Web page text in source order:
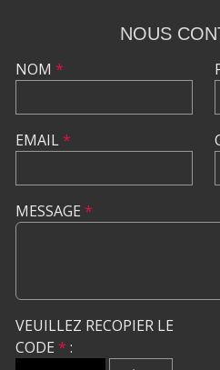
NOUS
NOM *
EMAIL*
MESSAGE *
VEUILLEZ RECOPIER LE
CODE * :